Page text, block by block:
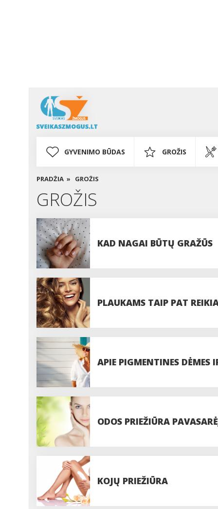
GYVENIMO BŪDAS GROŽIS
PRADŽIA » GROŽIS
GROŽIS
KAD NAGAI BŪTŲ GRAŽŪS
PLAUKAMS TAIP PAT
APIE PIGMENTINES DĖMES
ODOS PRIEŽIŪRA
KOJŲ PRIEŽIŪRA